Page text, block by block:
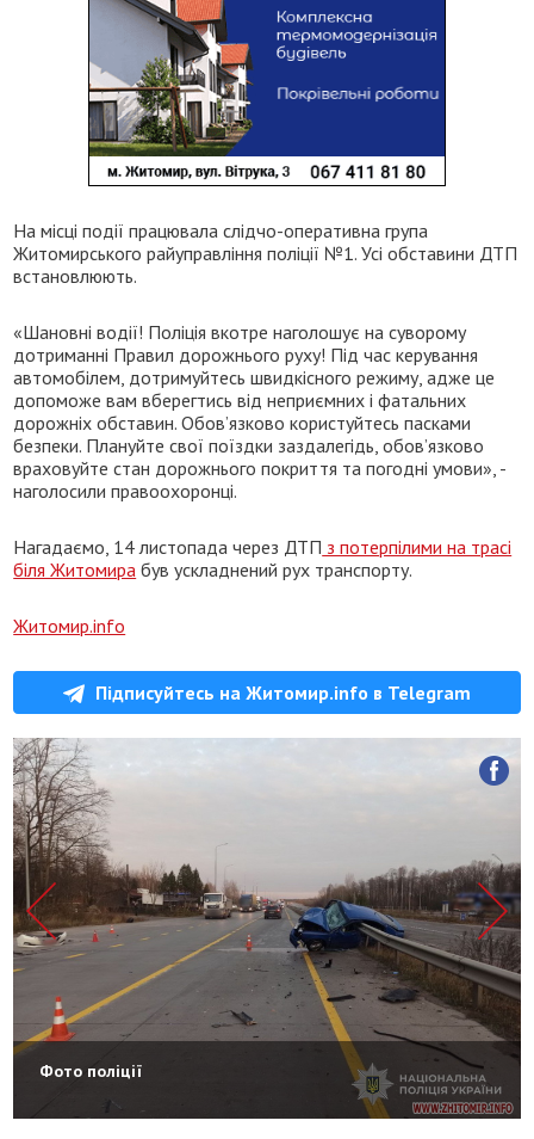
На місці події працювала слідчо-оперативна група
Житомирського райуправління поліції №1. Усі обставини ДТП
встановлюють.
«Шановні водії! Поліція вкотре наголошує на суворому
дотриманні Правил дорожнього руху! Під час керування
автомобілем, дотримуйтесь швидкісного режиму, адже це
допоможе вам вберегтись від неприємних і фатальних
дорожніх обставин. Обов’язково користуйтесь пасками
безпеки. Плануйте свої поїздки заздалегідь, обов’язково
враховуйте стан дорожнього покриття та погодні умови», -
наголосили правоохоронці.
Нагадаємо, 14 листопада через ДТП з потерпілими на трасі
біля Житомира був ускладнений рух транспорту.
Житомир.info
Підписуйтесь на Житомир.info в Telegram
Фото поліції